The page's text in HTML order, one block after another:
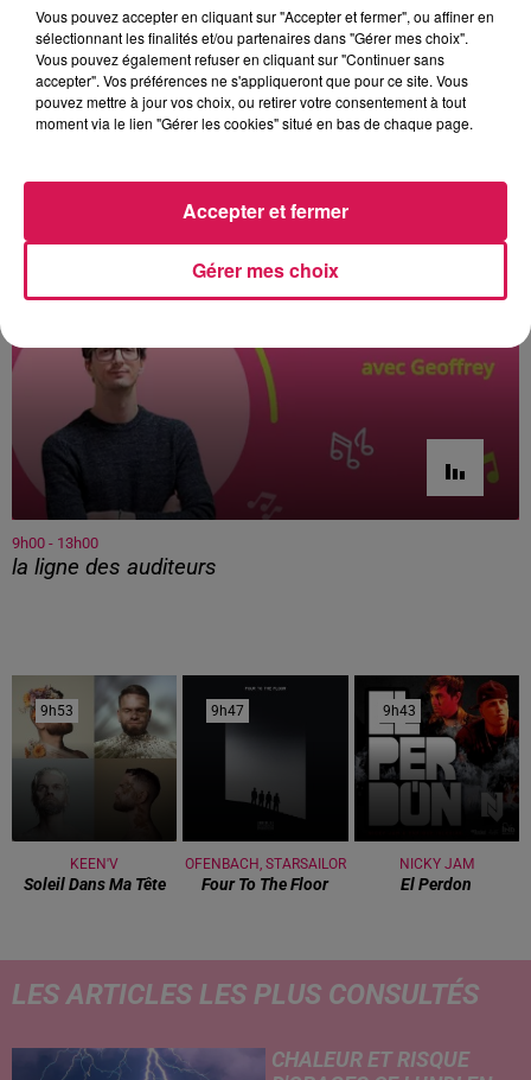
Attention, le nombre de place est limité. Inscriptions sur
tourisme-paysdemormal.fr ou en téléphonant au 03 27 20
54 70. Un tarif unique à 3 € par adulte a été fixé. C’est
même gratuit pour les moins de 12 ans...
À L'ANTENNE
9h00 - 13h00
la ligne des auditeurs
9h53
9h53
KEEN'V
Soleil Dans Ma Tête
9h47
9h47
OFENBACH, STARSAILOR
Four To The Floor
9h43
9h43
NICKY JAM
El Perdon
LES ARTICLES LES PLUS CONSULTÉS
CHALEUR ET RISQUE
Vous pouvez accepter en cliquant sur "Accepter et fermer", ou affiner en
sélectionnant les finalités et/ou partenaires dans "Gérer mes choix".
Vous pouvez également refuser en cliquant sur "Continuer sans
accepter". Vos préférences ne s'appliqueront que pour ce site. Vous
pouvez mettre à jour vos choix, ou retirer votre consentement à tout
moment via le lien "Gérer les cookies" situé en bas de chaque page.
Gérer mes choix
Accepter et fermer